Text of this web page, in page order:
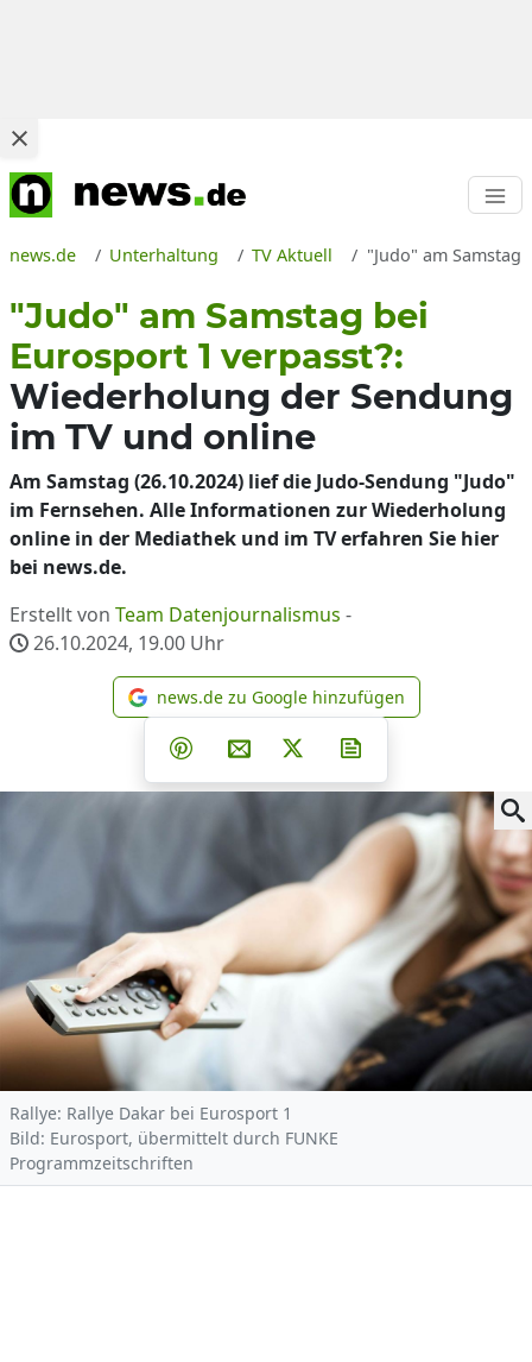
news.de Unterhaltung TV Aktuell "Judo" am
"Judo" am Samstag bei
Eurosport 1 verpasst?:
Wiederholung der Sendung
im TV und online
Am Samstag (26.10.2024) lief die Judo-Sendung "Judo"
im Fernsehen. Alle Informationen zur Wiederholung
online in der Mediathek und im TV erfahren Sie hier
bei news.de.
Erstellt von Team Datenjournalismus -
26.10.2024, 19.00 Uhr
news.de zu Google
news.de zu Google hinzufügen
Teilen auf Facebook
Teilen auf Whatsapp
Teilen auf Telegram
Teilen auf Pinterest
Per E-Mail teilen
Post auf X
Rallye: Rallye Dakar bei Eurosport 1
Bild: Eurosport, übermittelt durch FUNKE
Programmzeitschriften